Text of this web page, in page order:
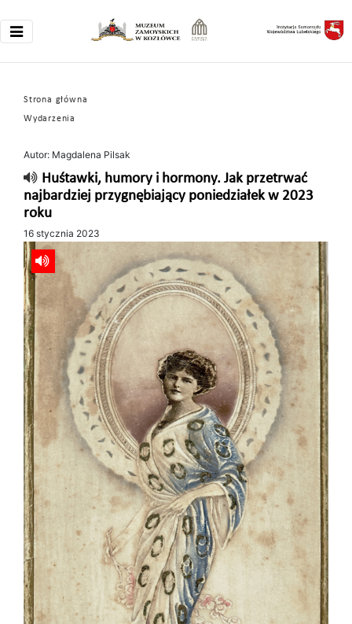
Strona główna
Wydarzenia
Autor: Magdalena Pilsak
Huśtawki, humory i hormony. Jak przetrwać
najbardziej przygnębiający poniedziałek w 2023
roku
16 stycznia 2023